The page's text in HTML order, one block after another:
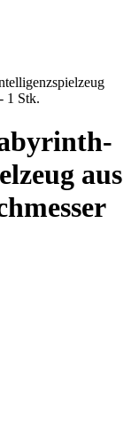
1 Stk.
aus